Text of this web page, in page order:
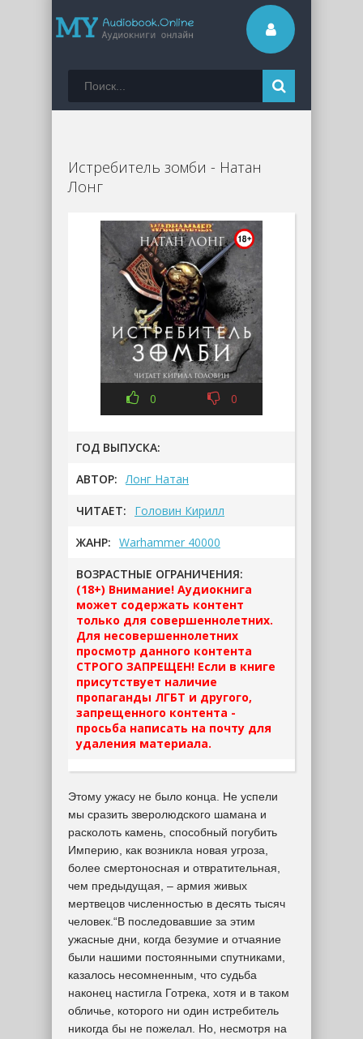
Истребитель зомби - Натан
Лонг
0 0
ГОД ВЫПУСКА:
АВТОР: Лонг Натан
ЧИТАЕТ: Головин Кирилл
ЖАНР: Warhammer 40000
ВОЗРАСТНЫЕ ОГРАНИЧЕНИЯ:
(18+) Внимание! Аудиокнига
может содержать контент
только для совершеннолетних.
Для несовершеннолетних
просмотр данного контента
СТРОГО ЗАПРЕЩЕН! Если в книге
присутствует наличие
пропаганды ЛГБТ и другого,
запрещенного контента -
просьба написать на почту для
удаления материала.
Этому ужасу не было конца. Не успели
мы сразить зверолюдского шамана и
расколоть камень, способный погубить
Империю, как возникла новая угроза,
более смертоносная и отвратительная,
чем предыдущая, – армия живых
мертвецов численностью в десять тысяч
человек.“В последовавшие за этим
ужасные дни, когда безумие и отчаяние
были нашими постоянными спутниками,
казалось несомненным, что судьба
наконец настигла Готрека, хотя и в таком
обличье, которого ни один истребитель
никогда бы не пожелал. Но, несмотря на